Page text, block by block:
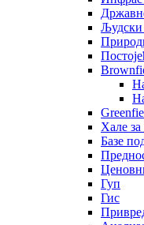
Људски
Хале
Базе
Гуп
Гис